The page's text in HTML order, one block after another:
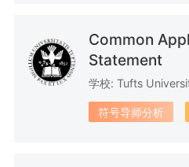
56篇文书 35篇文
Common
Statement
学校: Tufts
符号导师分析